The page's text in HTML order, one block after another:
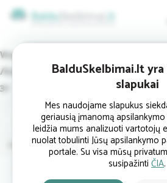
Warning
/home/balduskelbimai/public_html/
37
Minkštieji Svetainės Virtuvės
Lauko baldų
BalduSkelbimai.lt
slapukai
Mes naudojame slapukus
geriausią įmanomą
leidžia mums analizuoti vartotojų
nuolat tobulinti Jūsų apsilankymo
portale. Su visa mūsų
susipažinti ČIA.